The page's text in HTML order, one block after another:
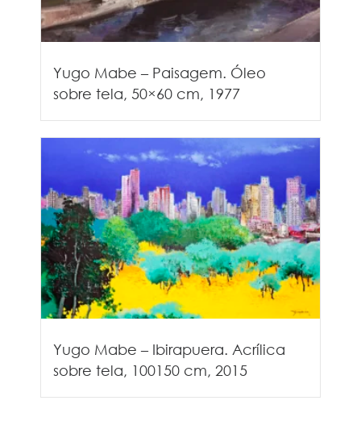
Yugo Mabe – Paisagem. Óleo
sobre tela, 50×60 cm, 1977
Yugo Mabe – Ibirapuera. Acrílica
sobre tela, 100150 cm, 2015